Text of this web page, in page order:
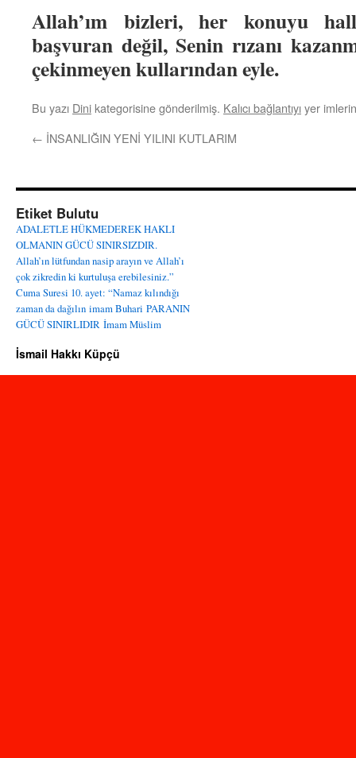
Allah’ım bizleri, her konuyu
başvuran değil, Senin rızanı
çekinmeyen kullarından eyle.
Bu yazı Dini kategorisine gönderilmiş. Kalıcı bağlantıyıyer
← İNSANLIĞIN YENİ YILINI KUTLARIM
Etiket Bulutu
ADALETLE HÜKMEDEREK HAKLI
OLMANIN GÜCÜ SINIRSIZDIR.
Allah’ın lütfundan nasip arayın ve Allah’ı
çok zikredin ki kurtuluşa erebilesiniz.”
Cuma Suresi 10. ayet: “Namaz kılındığı
zaman da dağılın imam Buhari PARANIN
GÜCÜ SINIRLIDIR İmam Müslim
İsmail Hakkı Küpçü